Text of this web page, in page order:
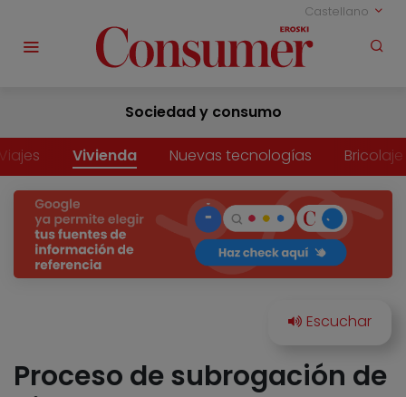
Castellano
Sociedad y consumo
Vivienda Nuevas tecnologías Bricolaje
Proceso de subrogación de